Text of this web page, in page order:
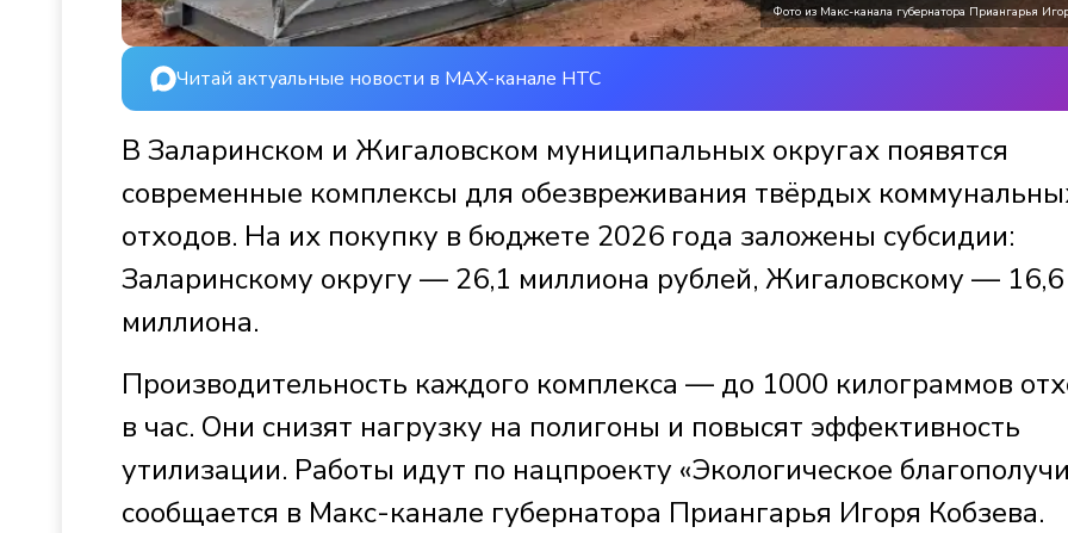
Фото из Макс-канала губернатора Приангарья
Читай актуальные новости в MAX-канале НТС
В Заларинском и Жигаловском муниципальных округах появятся
современные комплексы для обезвреживания твёрдых
отходов. На их покупку в бюджете 2026 года заложены субсидии:
Заларинскому округу — 26,1 миллиона рублей, Жигаловскому — 16,6
миллиона.
Производительность каждого комплекса — до 1000 килограммов
в час. Они снизят нагрузку на полигоны и повысят эффективность
утилизации. Работы идут по нацпроекту «Экологическое
сообщается в Макс-канале губернатора Приангарья Игоря Кобзева.